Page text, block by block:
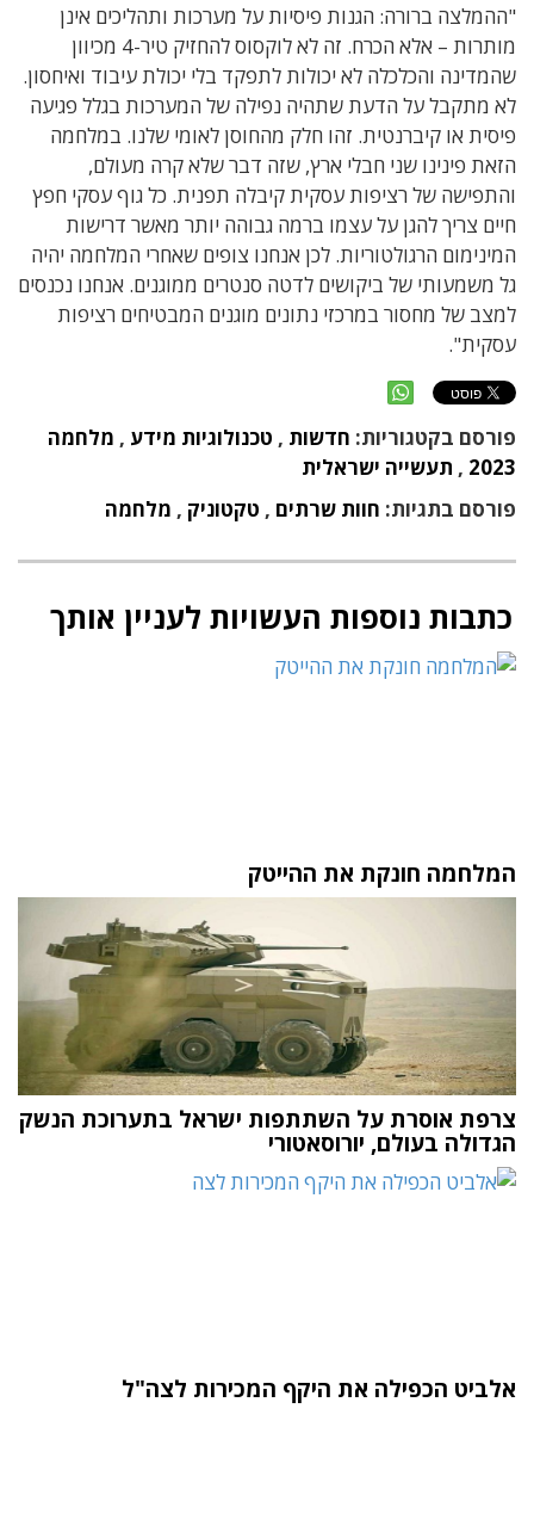
"ההמלצה ברורה: הגנות פיסיות על מערכות ותהליכים אינן
מותרות – אלא הכרח. זה לא לוקסוס להחזיק טיר-4 מכיוון
שהמדינה והכלכלה לא יכולות לתפקד בלי יכולת עיבוד ואיחסון.
לא מתקבל על הדעת שתהיה נפילה של המערכות בגלל פגיעה
פיסית או קיברנטית. זהו חלק מהחוסן לאומי שלנו. במלחמה
הזאת פינינו שני חבלי ארץ, שזה דבר שלא קרה מעולם,
והתפישה של רציפות עסקית קיבלה תפנית. כל גוף עסקי חפץ
חיים צריך להגן על עצמו ברמה גבוהה יותר מאשר דרישות
המינימום הרגולטוריות. לכן אנחנו צופים שאחרי המלחמה יהיה
גל משמעותי של ביקושים לדטה סנטרים ממוגנים. אנחנו נכנסים
למצב של מחסור במרכזי נתונים מוגנים המבטיחים רציפות
עסקית".
פורסם בקטגוריות: חדשות , טכנולוגיות מידע , מלחמה
2023
, תעשייה ישראלית
פורסם בתגיות: חוות שרתים , טקטוניק , מלחמה
כתבות נוספות העשויות לעניין אותך
המלחמה חונקת את ההייטק
צרפת אוסרת על השתתפות ישראל בתערוכת הנשק
הגדולה בעולם, יורוסאטורי
אלביט הכפילה את היקף המכירות לצה"ל